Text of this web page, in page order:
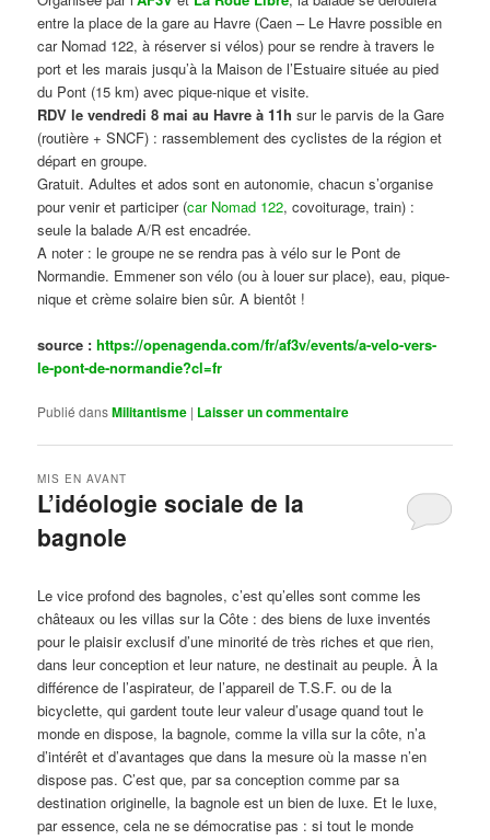
entre la place de la gare au Havre (Caen – Le Havre possible en
car Nomad 122, à réserver si vélos) pour se rendre à travers le
port et les marais jusqu’à la Maison de l’Estuaire située au pied
du Pont (15 km) avec pique-nique et visite.
RDV le vendredi 8 mai au Havre à 11h sur le parvis de la Gare
(routière + SNCF) : rassemblement des cyclistes de la région et
départ en groupe.
Gratuit. Adultes et ados sont en autonomie, chacun s’organise
pour venir et participer (car Nomad 122, covoiturage, train) :
seule la balade A/R est encadrée.
A noter : le groupe ne se rendra pas à vélo sur le Pont de
Normandie. Emmener son vélo (ou à louer sur place), eau, pique-
nique et crème solaire bien sûr. A bientôt !
source :https://openagenda.com/fr/af3v/events/a-velo-vers-
le-pont-de-normandie?cl=fr
Publié dansMilitantisme | Laisser un commentaire
L’idéologie sociale de la
bagnole
MIS EN AVANT
Le vice profond des bagnoles, c’est qu’elles sont comme les
châteaux ou les villas sur la Côte : des biens de luxe inventés
pour le plaisir exclusif d’une minorité de très riches et que rien,
dans leur conception et leur nature, ne destinait au peuple. À la
différence de l’aspirateur, de l’appareil de T.S.F. ou de la
bicyclette, qui gardent toute leur valeur d’usage quand tout le
monde en dispose, la bagnole, comme la villa sur la côte, n’a
d’intérêt et d’avantages que dans la mesure où la masse n’en
dispose pas. C’est que, par sa conception comme par sa
destination originelle, la bagnole est un bien de luxe. Et le luxe,
par essence, cela ne se démocratise pas : si tout le monde